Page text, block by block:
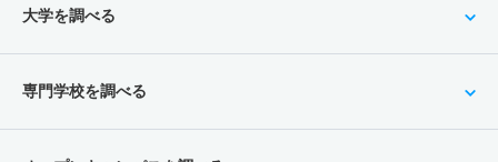
大学を調べる
専門学校を調べる